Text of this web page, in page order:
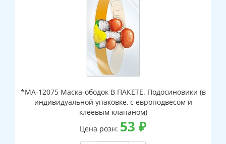
*МА-12075 Маска-ободок В ПАКЕТЕ. Подосиновики (в
индивидуальной упаковке, с европодвесом и
клеевым клапаном)
Цена розн: 53 ₽